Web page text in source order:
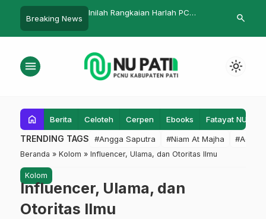
Breaking News
Inilah Rangkaian Harlah PC
Suratsearch
menu light_mode
home Berita Celoteh Cerpen Ebooks Fatayat NU
TRENDING TAGS #Angga Saputra #Niam At Majha #Admin
Beranda » Kolom » Influencer, Ulama, dan Otoritas Ilmu
Kolom
Influencer, Ulama, dan
Otoritas Ilmu